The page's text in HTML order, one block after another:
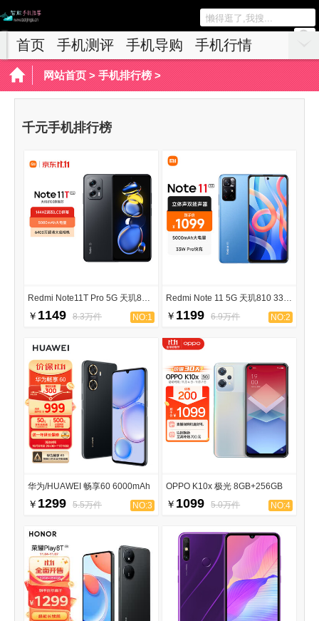
首页 手机测评 手机导购 手机行情
网站首页> 手机排行榜>
千元手机排行榜
Redmi Note11T Pro 5G 天玑8100
￥ 1149 8.3万件 NO:1
Redmi Note 11 5G 天玑810 33W Pro快充
￥ 1199 6.9万件 NO:2
华为/HUAWEI 畅享60 6000mAh
￥ 1299 5.5万件 NO:3
OPPO K10x 极光 8GB+256GB
￥ 1099 5.0万件 NO:4